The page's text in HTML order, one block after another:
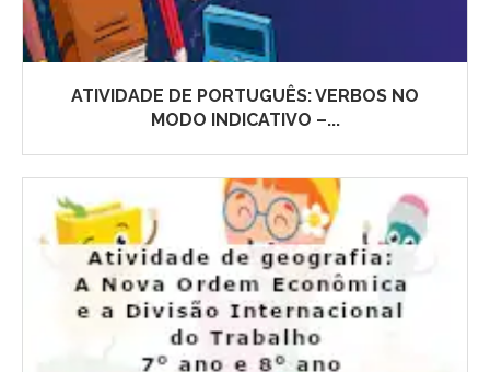
ATIVIDADE DE PORTUGUÊS: VERBOS NO
MODO INDICATIVO –...